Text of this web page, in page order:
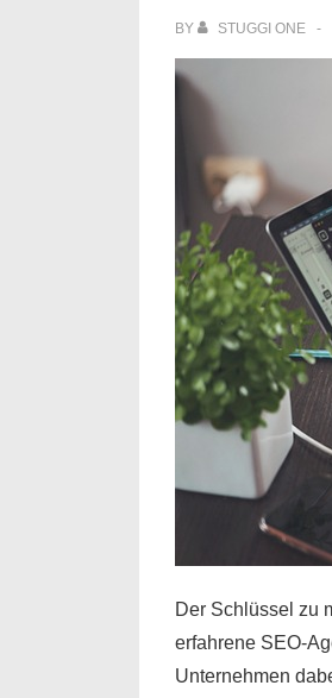
Ihr
BY STUGGI ONE
Der Schlüssel zu
erfahrene SEO-
Unternehmen